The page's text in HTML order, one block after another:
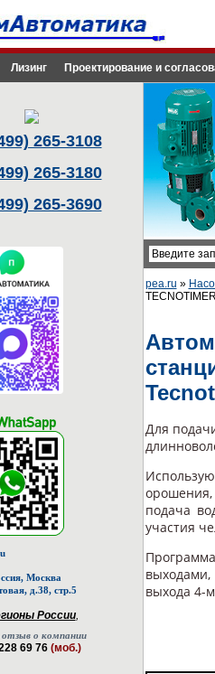
Лизинг Проектирование и
265-3108
265-3180
265-3690
Москва
д.38, стр.5
России,
о компании
69 76 (моб.)
pea.ru »
TECNOTIMER
Для
подача
участия
выхода 4-